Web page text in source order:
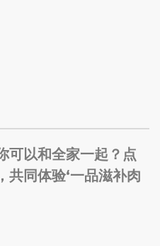
可以和全家一起？点
共同体验‘一品滋补肉